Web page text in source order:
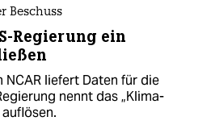
Beschuss
Regierung ein
NCAR liefert Daten für die
nennt das „Klima-